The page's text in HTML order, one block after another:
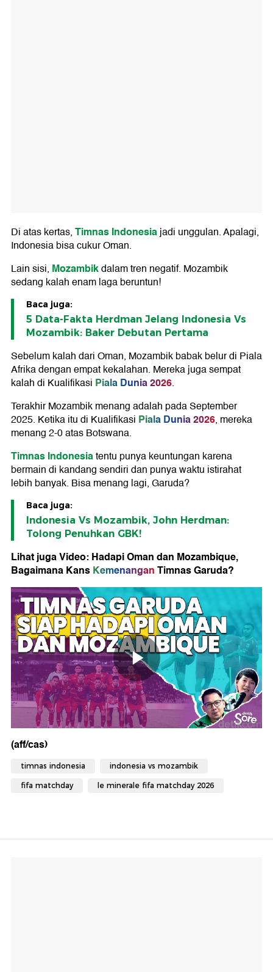
Di atas kertas,Timnas Indonesiajadi unggulan. Apalagi,
Indonesia bisa cukur Oman.
Lain sisi, Mozambikdalam tren negatif. Mozambik
sedang kalah enam laga beruntun!
Baca juga:
5 Data-Fakta Herdman Jelang Indonesia Vs
Mozambik: Baker Debutan Pertama
Sebelum kalah dari Oman, Mozambik babak belur di Piala
Afrika dengan empat kekalahan. Mereka juga sempat
kalah di Kualifikasi Piala Dunia 2026.
Terakhir Mozambik menang adalah pada September
2025. Ketika itu di Kualifikasi Piala Dunia 2026, mereka
menang 2-0 atas Botswana.
Timnas Indonesiatentu punya keuntungan karena
bermain di kandang sendiri dan punya waktu istirahat
lebih banyak. Bisa menang lagi, Garuda?
Baca juga:
Indonesia Vs Mozambik, John Herdman:
Tolong Penuhkan GBK!
Lihat juga Video: Hadapi Oman dan Mozambique,
Bagaimana KansKemenanganTimnas Garuda?
(aff/cas)
timnas indonesia indonesia vs mozambik
fifa matchday le minerale fifa matchday 2026